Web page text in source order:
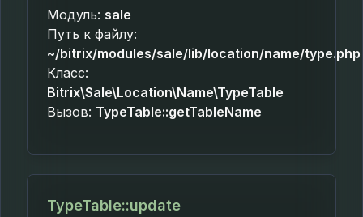
Модуль: sale
Путь к файлу:
~/bitrix/modules/sale/lib/location/name/type.php
Класс:
Bitrix\Sale\Location\Name\TypeTable
Вызов: TypeTable::getTableName
TypeTable::update